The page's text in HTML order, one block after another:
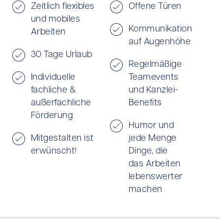
Zeitlich flexibles
und mobiles
Arbeiten
30 Tage Urlaub
Individuelle
fachliche &
außerfachliche
Förderung
Mitgestalten ist
erwünscht!
Offene Türen
Kommunikation
auf Augenhöhe
Regelmäßige
Teamevents
und Kanzlei-
Benefits
Humor und
jede Menge
Dinge, die
das Arbeiten
lebenswerter
machen